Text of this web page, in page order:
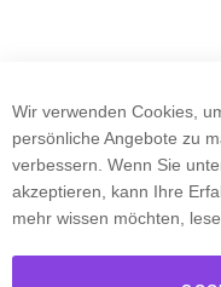
Wir verwenden Cookies,
persönliche Angebote zu
verbessern. Wenn Sie
akzeptieren, kann Ihre
mehr wissen möchten,